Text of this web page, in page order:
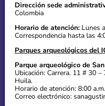
Dirección sede
Colombia
Horario de atención: Lunes
Correspondencia hasta las
Parques arqueológicos del
Parque arqueológico de
Ubicación: Carrera. 11 # 30
Huila.
Horario de atención: 8:00
Correo electrónico: